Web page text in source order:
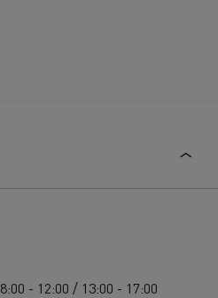
- 12:00 / 13:00 - 17:00